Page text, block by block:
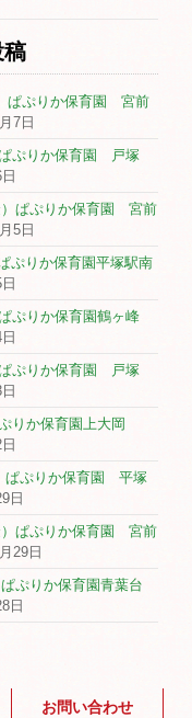
稿
ぱぷりか保育園 宮前
7日
ぷりか保育園 戸塚
）ぱぷりか保育園 宮前
5日
ぷりか保育園平塚駅南
ぷりか保育園鶴ヶ峰
ぷりか保育園 戸塚
りか保育園上大岡
ぷりか保育園 平塚
日
）ぱぷりか保育園 宮前
29日
ぷりか保育園青葉台
日
お問い合わせ